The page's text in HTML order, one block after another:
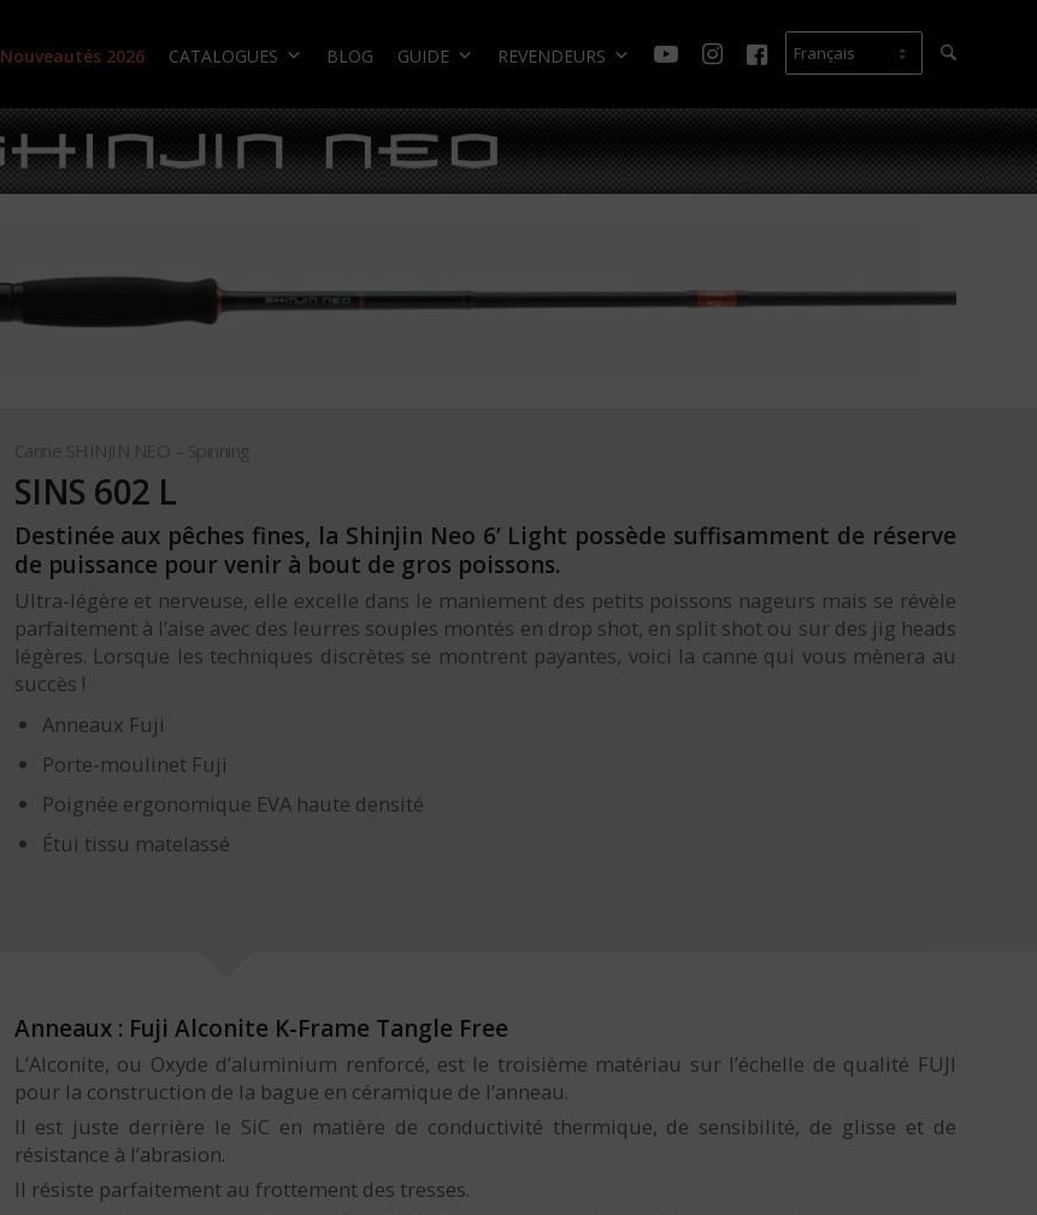
Nouveautés 2026 CATALOGUES BLOG GUIDE REVENDEURS
Canne SHINJIN NEO – Spinning
SINS 602 L
Destinée aux pêches fines, la Shinjin Neo 6’ Light possède suffisamment de réserve
de puissance pour venir à bout de gros poissons.
Ultra-légère et nerveuse, elle excelle dans le maniement des petits poissons nageurs mais se révèle
parfaitement à l’aise avec des leurres souples montés en drop shot, en split shot ou sur des jig heads
légères. Lorsque les techniques discrètes se montrent payantes, voici la canne qui vous mènera au
succès !
Anneaux Fuji
Porte-moulinet Fuji
Poignée ergonomique EVA haute densité
Étui tissu matelassé
Anneaux : Fuji Alconite K-Frame Tangle Free
L’Alconite, ou Oxyde d’aluminium renforcé, est le troisième matériau sur l’échelle de qualité FUJI
pour la construction de la bague en céramique de l’anneau.
Il est juste derrière le SiC en matière de conductivité thermique, de sensibilité, de glisse et de
résistance à l’abrasion.
Il résiste parfaitement au frottement des tresses.